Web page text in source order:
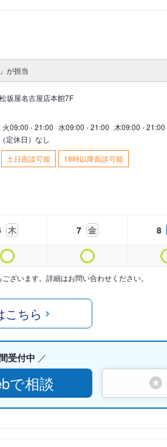
が担当
坂屋名古屋店本館7F
火09:00 - 21:00 水09:00 - 21:00 木09:00 - 21:00
（定休日）なし
土日面談可能 18時以降面談可能
木 7 金 8
ざいます。詳細はお問い合わせください。
こちら
受付中
で相談